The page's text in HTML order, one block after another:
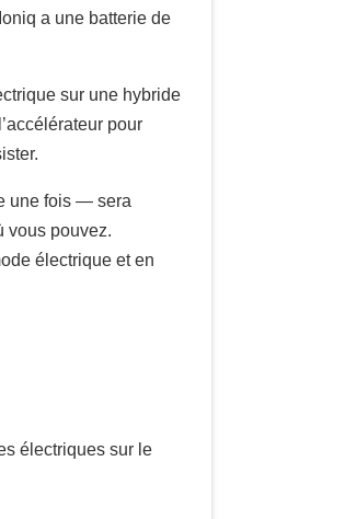
a une batterie de
sur une hybride
pour
une fois — sera
vous pouvez.
électrique et en
électriques sur le